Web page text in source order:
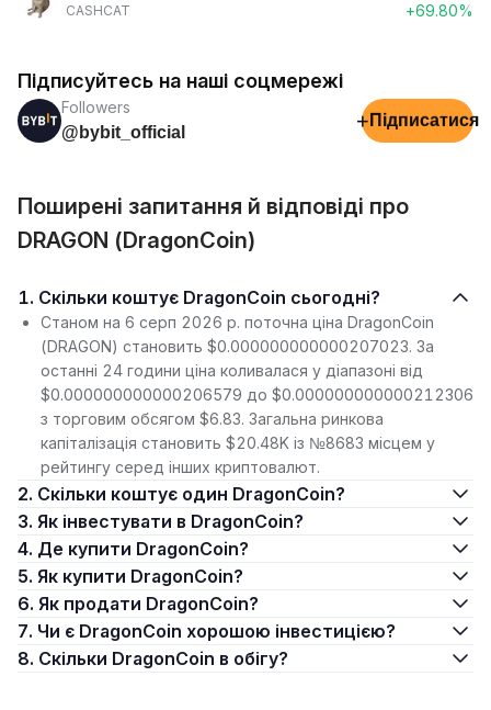
CASHCAT
+69.80%
Підписуйтесь на наші соцмережі
Followers
@bybit_official
+ Підписатися
Поширені запитання й відповіді про
DRAGON (DragonCoin)
1. Скільки коштує DragonCoin сьогодні?
Станом на 6 серп 2026 р. поточна ціна DragonCoin
(DRAGON) становить $0.000000000000207023. За
останні 24 години ціна коливалася у діапазоні від
$0.000000000000206579 до $0.000000000000212306
з торговим обсягом $6.83. Загальна ринкова
капіталізація становить $20.48K із №8683 місцем у
рейтингу серед інших криптовалют.
2. Скільки коштує один DragonCoin?
3. Як інвестувати в DragonCoin?
4. Де купити DragonCoin?
5. Як купити DragonCoin?
6. Як продати DragonCoin?
7. Чи є DragonCoin хорошою інвестицією?
8. Скільки DragonCoin в обігу?